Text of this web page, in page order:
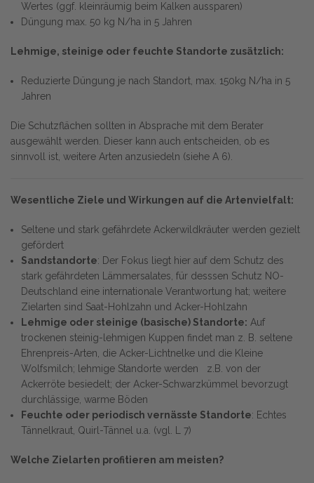
Wertes (ggf. kleinräumig beim Kalken aussparen)
Düngung max. 50 kg N/ha in 5 Jahren
Lehmige, steinige oder feuchte Standorte zusätzlich:
Reduzierte Düngung je nach Standort, max. 150kg N/ha in 5
Jahren
Die Schutzflächen sollten in Absprache mit dem Berater
ausgewählt werden. Dieser kann auch entscheiden, ob es
sinnvoll ist, weitere Arten anzusiedeln (siehe A 6).
Wesentliche Ziele und Wirkungen auf die Artenvielfalt:
Seltene und stark gefährdete Ackerwildkräuter werden gezielt
gefördert
Sandstandorte: Der Fokus liegt hier auf dem Schutz des
stark gefährdeten Lämmersalates, für desssen Schutz NO-
Deutschland eine internationale Verantwortung hat; weitere
Zielarten sind Saat-Hohlzahn und Acker-Hohlzahn
Lehmige oder steinige (basische) Standorte: Auf
trockenen steinig-lehmigen Kuppen findet man z. B. seltene
Ehrenpreis-Arten, die Acker-Lichtnelke und die Kleine
Wolfsmilch; lehmige Standorte werden z.B. von der
Ackerröte besiedelt; der Acker-Schwarzkümmel bevorzugt
durchlässige, warme Böden
Feuchte oder periodisch vernässte Standorte: Echtes
Tännelkraut, Quirl-Tännel u.a. (vgl. L 7)
Welche Zielarten profitieren am meisten?